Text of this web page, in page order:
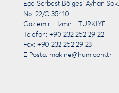
Ege Serbest Bölgesi Ayhan Sok.
No. 22/C 35410
Gaziemir - İzmir - TÜRKİYE
Telefon: +90 232 252 29 22
Fax: +90 232 252 29 23
E Posta: makine@hum.com.tr